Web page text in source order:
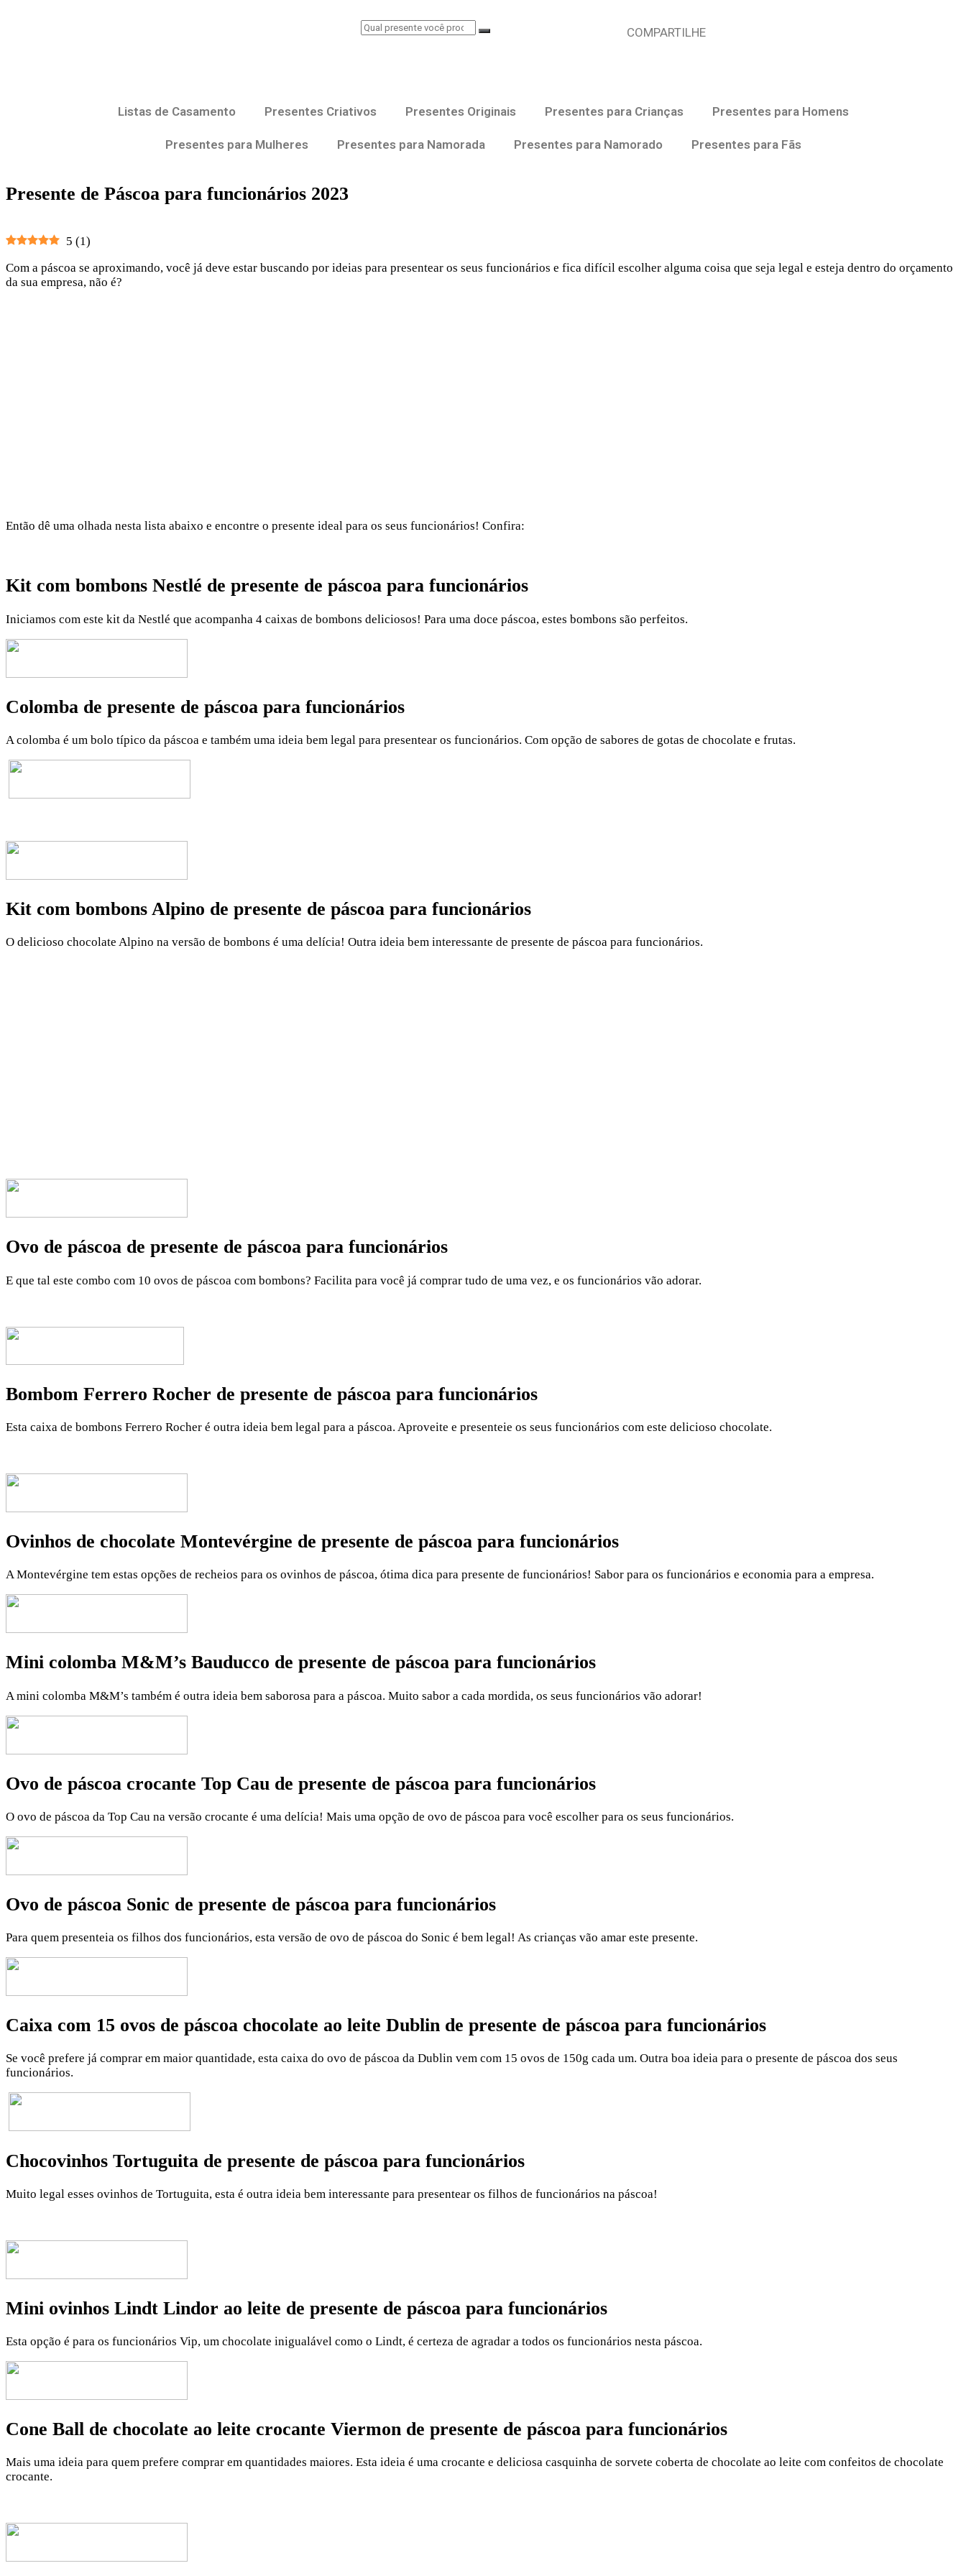
COMPARTILHE
Listas de Casamento Presentes Criativos Presentes Originais Presentes para Crianças Presentes para Homens
Presentes para Mulheres Presentes para Namorada Presentes para Namorado Presentes para Fãs
Presente de Páscoa para funcionários 2023
5 (1)
Com a páscoa se aproximando, você já deve estar buscando por ideias para presentear os seus funcionários e fica difícil escolher alguma coisa que seja legal e esteja dentro do orçamento
da sua empresa, não é?
Então dê uma olhada nesta lista abaixo e encontre o presente ideal para os seus funcionários! Confira:
Kit com bombons Nestlé de presente de páscoa para funcionários
Iniciamos com este kit da Nestlé que acompanha 4 caixas de bombons deliciosos! Para uma doce páscoa, estes bombons são perfeitos.
Colomba de presente de páscoa para funcionários
A colomba é um bolo típico da páscoa e também uma ideia bem legal para presentear os funcionários. Com opção de sabores de gotas de chocolate e frutas.
Kit com bombons Alpino de presente de páscoa para funcionários
O delicioso chocolate Alpino na versão de bombons é uma delícia! Outra ideia bem interessante de presente de páscoa para funcionários.
Ovo de páscoa de presente de páscoa para funcionários
E que tal este combo com 10 ovos de páscoa com bombons? Facilita para você já comprar tudo de uma vez, e os funcionários vão adorar.
Bombom Ferrero Rocher de presente de páscoa para funcionários
Esta caixa de bombons Ferrero Rocher é outra ideia bem legal para a páscoa. Aproveite e presenteie os seus funcionários com este delicioso chocolate.
Ovinhos de chocolate Montevérgine de presente de páscoa para funcionários
A Montevérgine tem estas opções de recheios para os ovinhos de páscoa, ótima dica para presente de funcionários! Sabor para os funcionários e economia para a empresa.
Mini colomba M&M’s Bauducco de presente de páscoa para funcionários
A mini colomba M&M’s também é outra ideia bem saborosa para a páscoa. Muito sabor a cada mordida, os seus funcionários vão adorar!
Ovo de páscoa crocante Top Cau de presente de páscoa para funcionários
O ovo de páscoa da Top Cau na versão crocante é uma delícia! Mais uma opção de ovo de páscoa para você escolher para os seus funcionários.
Ovo de páscoa Sonic de presente de páscoa para funcionários
Para quem presenteia os filhos dos funcionários, esta versão de ovo de páscoa do Sonic é bem legal! As crianças vão amar este presente.
Caixa com 15 ovos de páscoa chocolate ao leite Dublin de presente de páscoa para funcionários
Se você prefere já comprar em maior quantidade, esta caixa do ovo de páscoa da Dublin vem com 15 ovos de 150g cada um. Outra boa ideia para o presente de páscoa dos seus
funcionários.
Chocovinhos Tortuguita de presente de páscoa para funcionários
Muito legal esses ovinhos de Tortuguita, esta é outra ideia bem interessante para presentear os filhos de funcionários na páscoa!
Mini ovinhos Lindt Lindor ao leite de presente de páscoa para funcionários
Esta opção é para os funcionários Vip, um chocolate inigualável como o Lindt, é certeza de agradar a todos os funcionários nesta páscoa.
Cone Ball de chocolate ao leite crocante Viermon de presente de páscoa para funcionários
Mais uma ideia para quem prefere comprar em quantidades maiores. Esta ideia é uma crocante e deliciosa casquinha de sorvete coberta de chocolate ao leite com confeitos de chocolate
crocante.